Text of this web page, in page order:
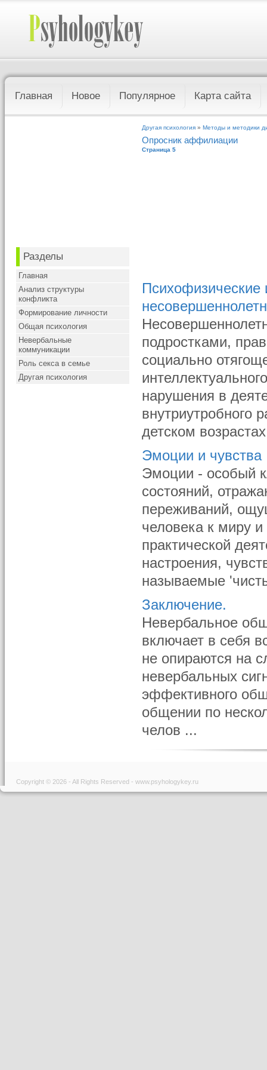
Главная Новое Популярное Карта сайта
Разделы
Главная
Анализ структуры
конфликта
Формирование личности
Общая психология
Невербальные
коммуникации
Роль секса в семье
Другая психология
Другая психология »Методы и методики
Опросник аффилиации
Страница 5
Психофизические
подростками,
социально
нарушения в
внутриутробного
детском
Эмоции и чувства
Эмоции - особый
состояний,
переживаний,
человека к миру
практической
настроения,
называемые
Заключение.
Невербальное
включает в себя
не опираются на
невербальных
эффективного
общении по
челов ...
Copyright © 2026 - All Rights Reserved - www.psyhologykey.ru